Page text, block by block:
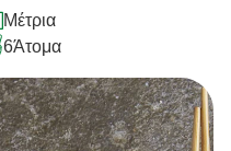
Μέτρια
6Άτομα